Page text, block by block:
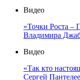
Видео
«Точки Роста –
Владимира
Видео
«Так кто
Сергей